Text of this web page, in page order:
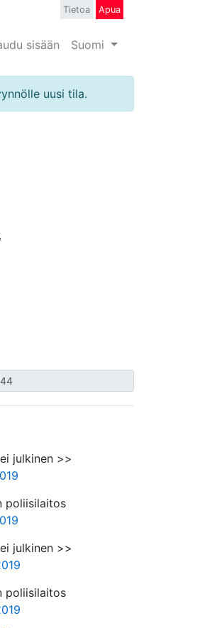
sisään Suomi
Tietoa Apua
uusi tila.
julkinen >>
poliisilaitos
julkinen >>
poliisilaitos